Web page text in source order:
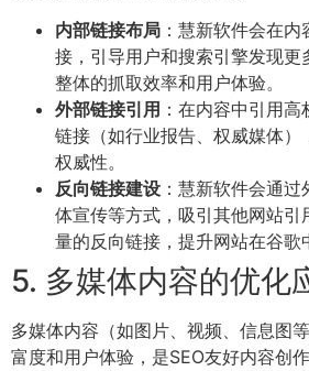
内部链接布局 ：慧新软件会在
接，引导用户和搜索引擎发现更
整体的抓取效率和用户体验。
外部链接引用 ：在内容中引用
链接（如行业报告、权威媒体）
权威性。
反向链接建设 ：慧新软件会通
体宣传等方式，吸引其他网站引
量的反向链接，提升网站在谷歌
5. 多媒体内容的优化
多媒体内容（如图片、视频、信息图
富度和用户体验，是SEO友好内容创